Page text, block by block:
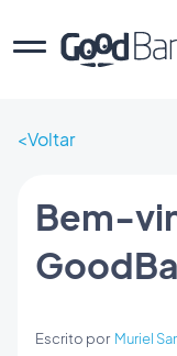
Voltar
Bem-
Escrito por Muriel